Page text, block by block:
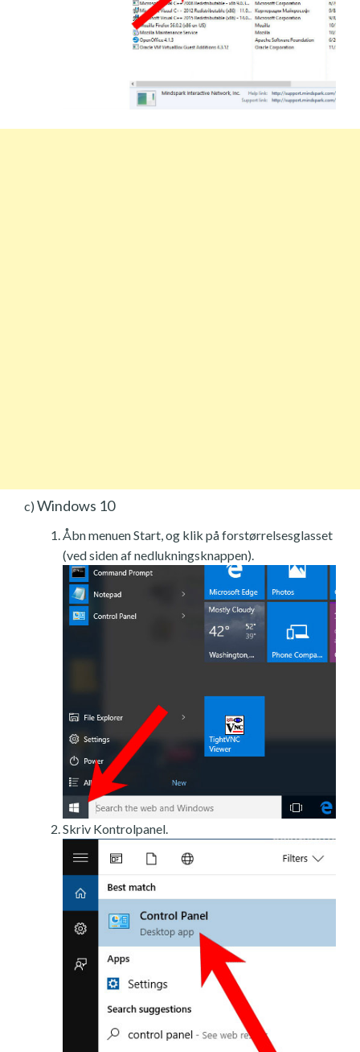
c) Windows 10
Åbn menuen Start, og klik på forstørrelsesglasset
(ved siden af nedlukningsknappen).
Skriv Kontrolpanel.